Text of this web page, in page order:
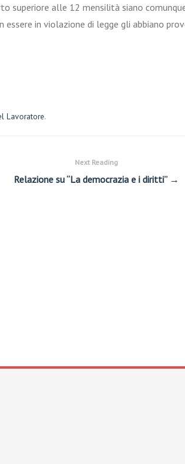
superiore alle 12 mensilità siano
in violazione di legge gli abbiano
Lavoratore.
Next Reading
Relazione su “La democrazia e i diritti” →